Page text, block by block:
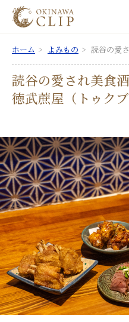
ホーム よみもの 読谷の愛
読谷の愛され美食
徳武蔗屋（トゥクブ